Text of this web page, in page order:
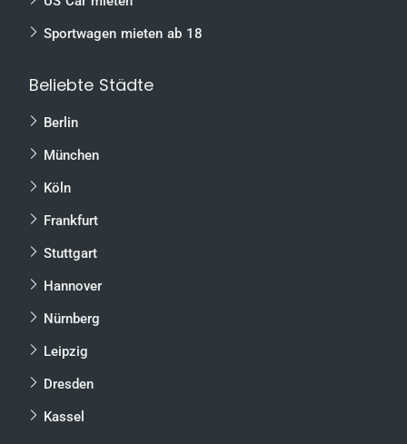
Sportwagen mieten ab 18
Beliebte Städte
Berlin
München
Köln
Frankfurt
Stuttgart
Hannover
Nürnberg
Leipzig
Dresden
Kassel